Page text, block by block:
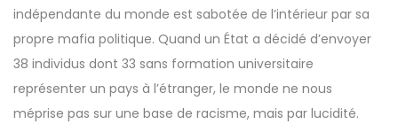
indépendante du monde est sabotée de l’intérieur par sa
propre mafia politique. Quand un État a décidé d’envoyer
38 individus dont 33 sans formation universitaire
représenter un pays à l’étranger, le monde ne nous
méprise pas sur une base de racisme, mais par lucidité.